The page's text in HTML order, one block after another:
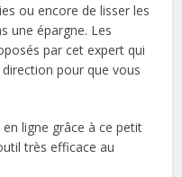
ou encore de lisser les
une épargne. Les
par cet expert qui
pour que vous
en ligne grâce à ce petit
très efficace au